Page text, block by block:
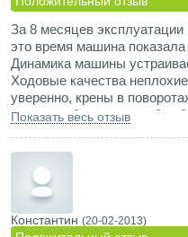
За 8 месяцев
это время машина
Динамика машины
Ходовые качества
уверенно, крены в
песке свободно ездил без
жестче чем MPV, но ведь
Показать весь отзыв
Константин (20-02-2013)